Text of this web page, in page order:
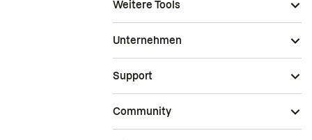
Weitere Tools
Unternehmen
Support
Community